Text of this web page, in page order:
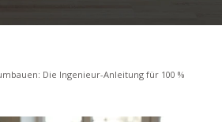
Die Ingenieur-Anleitung für 100 %